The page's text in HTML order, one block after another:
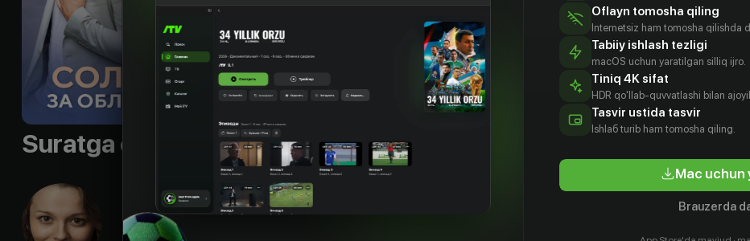
Suratga olish guruhi
Oflayn tomosha qiling
Internetsiz ham tomosha qilishda
Tabiiy ishlash tezligi
macOS uchun yaratilgan silliq ijro.
Tiniq 4K sifat
HDR qo'llab-quvvatlashi bilan
Tasvir ustida tasvir
Ishlаб turib ham tomosha qiling.
Mac uchun
Brauzerda